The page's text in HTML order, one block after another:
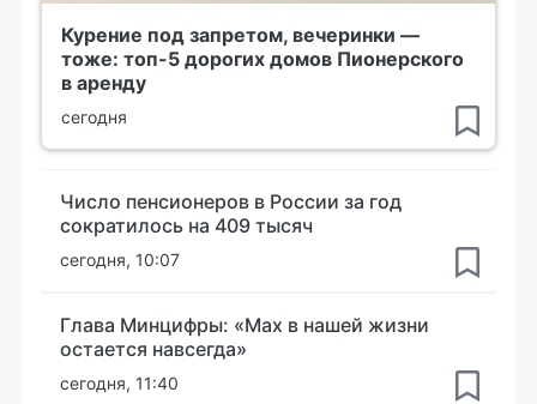
Курение под запретом, вечеринки —
тоже: топ-5 дорогих домов Пионерского
в аренду
сегодня
Число пенсионеров в России за год
сократилось на 409 тысяч
сегодня, 10:07
Глава Минцифры: «Мах в нашей жизни
остается навсегда»
сегодня, 11:40